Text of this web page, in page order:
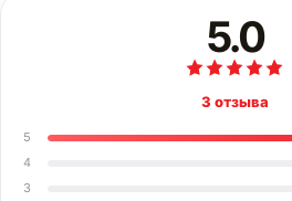
5.0
3 отзыва
5
4
3